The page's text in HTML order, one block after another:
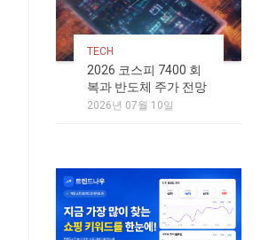
TECH
2026 코스피 7400 회
복과 반도체 주가 전망
2026년 07월 10일